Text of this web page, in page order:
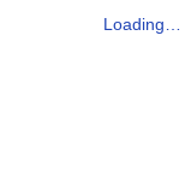
Loading…